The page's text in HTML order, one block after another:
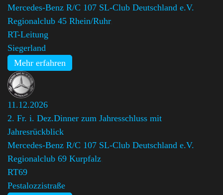
Mercedes-Benz R/C 107 SL-Club Deutschland e.V.
Regionalclub 45 Rhein/Ruhr,
RT-Leitung
Siegerland
Mehr erfahren
11.12.2026
2. Fr. i. Dez.Dinner zum Jahresschluss mit
Jahresrückblick
Mercedes-Benz R/C 107 SL-Club Deutschland e.V.
Regionalclub 69 Kurpfalz
RT69
Pestalozzistraße